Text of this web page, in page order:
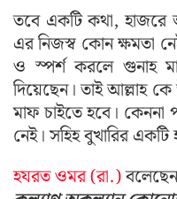
তবে একটি কথা, হাজরে
এর নিজস্ব কোন ক্ষমতা
ও স্পর্শ করলে গুনাহ
দিয়েছেন। তাই আল্লাহ
মাফ চাইতে হবে। কেননা
নেই। সহিহ বুখারির
হযরত ওমর (রা.)